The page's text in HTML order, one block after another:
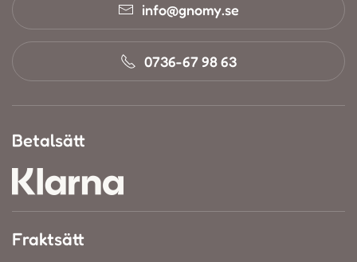
info@gnomy.se
0736-67 98 63
Betalsätt
Fraktsätt